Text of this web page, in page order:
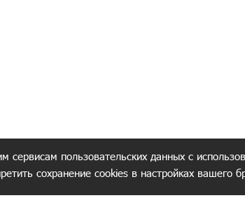
сервисам пользовательских данных с
сохранение cookies в настройках вашего